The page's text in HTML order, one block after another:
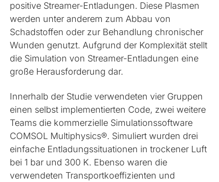
positive Streamer-Entladungen. Diese Plasmen
werden unter anderem zum Abbau von
Schadstoffen oder zur Behandlung chronischer
Wunden genutzt. Aufgrund der Komplexität stellt
die Simulation von Streamer-Entladungen eine
große Herausforderung dar.
Innerhalb der Studie verwendeten vier Gruppen
einen selbst implementierten Code, zwei weitere
Teams die kommerzielle Simulationssoftware
COMSOL Multiphysics®. Simuliert wurden drei
einfache Entladungssituationen in trockener Luft
bei 1 bar und 300 K. Ebenso waren die
verwendeten Transportkoeffizienten und